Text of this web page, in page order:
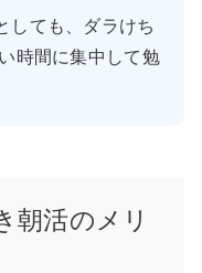
しても、ダラけち
時間に集中して勉
朝活のメリ